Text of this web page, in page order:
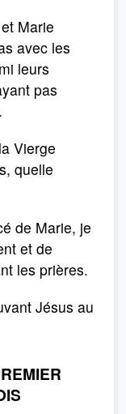
Marie
avec les
leurs
pas
Vierge
quelle
de Marie, je
et de
les prières.
Jésus au